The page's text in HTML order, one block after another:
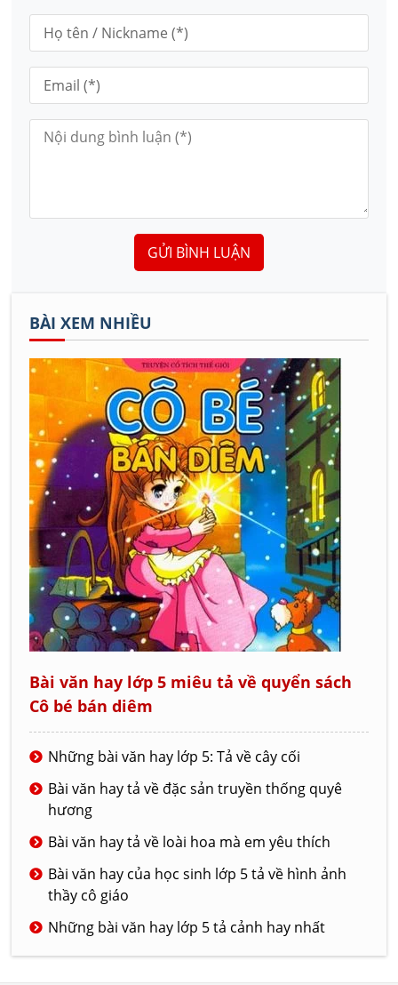
GỬI BÌNH LUẬN
BÀI XEM NHIỀU
Bài văn hay lớp 5 miêu tả về quyển sách
Cô bé bán diêm
Những bài văn hay lớp 5: Tả về cây cối
Bài văn hay tả về đặc sản truyền thống quyê
hương
Bài văn hay tả về loài hoa mà em yêu thích
Bài văn hay của học sinh lớp 5 tả về hình ảnh
thầy cô giáo
Những bài văn hay lớp 5 tả cảnh hay nhất